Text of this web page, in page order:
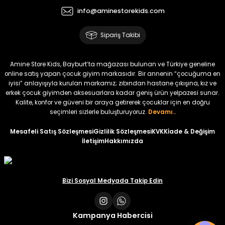
₺ 320
₺ 250
Yeni
Navel Kız Bebek Tulum
₺ 320
₺ 250
₺ 320
₺ 250
%22
Devra Kız Bebek Tulum
₺ 250
info@aminestorekids.com
Sipariş Takibi
Amine Store Kids, Bayburt’ta mağazası bulunan ve Türkiye geneline
online satış yapan çocuk giyim markasıdır. Bir annenin “çocuğuma en
iyisi” anlayışıyla kurulan markamız; zıbından hastane çıkışına, kız ve
erkek çocuk giyimden aksesuarlara kadar geniş ürün yelpazesi sunar.
Kalite, konfor ve güveni bir araya getirerek çocuklar için en doğru
seçimleri sizlerle buluşturuyoruz. Devamı..
Mesafeli Satış SözleşmesiGizlilik SözleşmesiKVKKİade & Değişim
İletişimHakkımızda
Bizi Sosyal Medyada Takip Edin
Kampanya Habercisi